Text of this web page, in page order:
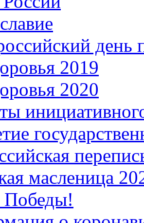
день
2019
2020
масленица
Победы!